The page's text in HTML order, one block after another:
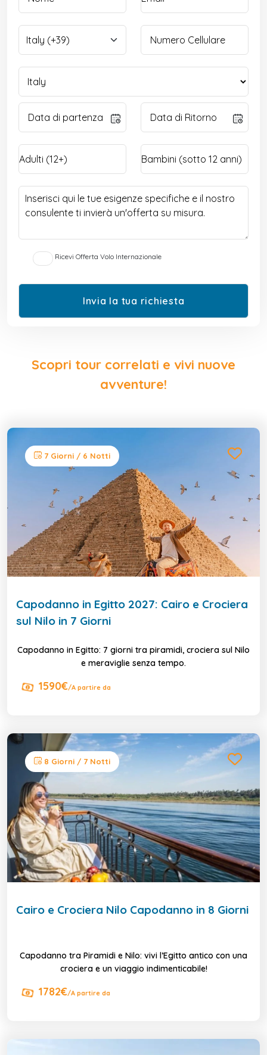
Ricevi Offerta Volo Internazionale
Scopri tour correlati e vivi nuove
avventure!
7 Giorni / 6 Notti
Capodanno in Egitto 2027: Cairo e Crociera
sul Nilo in 7 Giorni
Capodanno in Egitto: 7 giorni tra piramidi, crociera sul Nilo
e meraviglie senza tempo.
1590€/A partire da
8 Giorni / 7 Notti
Cairo e Crociera Nilo Capodanno in 8 Giorni
Capodanno tra Piramidi e Nilo: vivi l’Egitto antico con una
crociera e un viaggio indimenticabile!
1782€/A partire da